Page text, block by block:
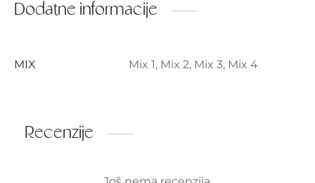
Dodatne informacije
MIX Mix 1, Mix 2, Mix 3, Mix 4
Recenzije